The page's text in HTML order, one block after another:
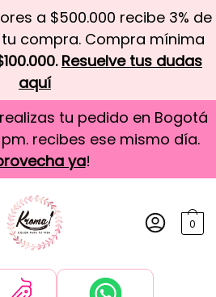
a $500.000 recibe 3% de
compra. Compra mínima
Resuelve tus dudas
aquí
tu pedido en Bogotá
recibes ese mismo día.
ya!
0